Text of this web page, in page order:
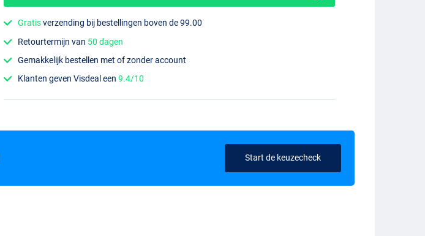
Gratisverzending bij bestellingen boven de 99.00
Retourtermijn van 50 dagen
Gemakkelijk bestellen met of zonder account
Klanten geven Visdeal een9.4/10
Start de keuzecheck